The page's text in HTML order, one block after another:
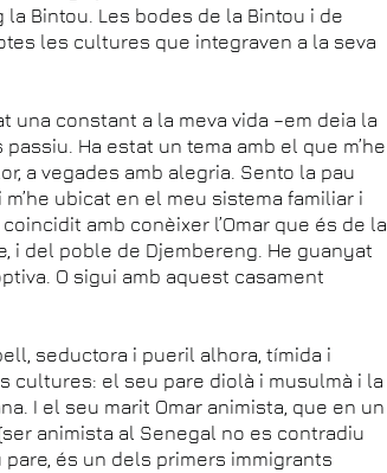
la Bintou. Les bodes de la Bintou i de
les cultures que integraven a la seva
una constant a la meva vida –em deia la
Ha estat un tema amb el que m’he
a vegades amb alegria. Sento la pau
ubicat en el meu sistema familiar i
amb conèixer l’Omar que és de la
i del poble de Djembereng. He guanyat
O sigui amb aquest casament
seductora i pueril alhora, tímida i
cultures: el seu pare diolà i musulmà i la
I el seu marit Omar animista, que en un
animista al Senegal no es contradiu
és un dels primers immigrants